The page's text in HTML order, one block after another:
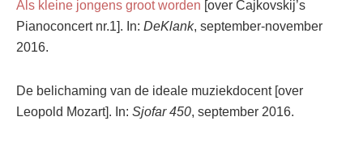
Als kleine jongens groot worden [over Čajkovskij’s
Pianoconcert nr.1]. In: DeKlank, september-november
2016.
De belichaming van de ideale muziekdocent [over
Leopold Mozart]. In: Sjofar 450, september 2016.